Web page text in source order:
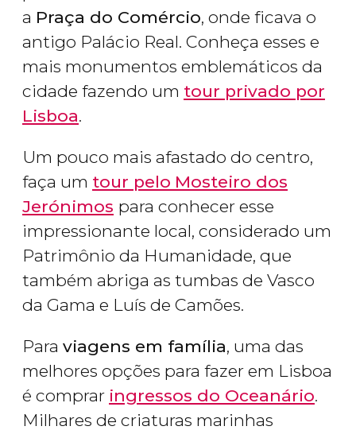
a Praça do Comércio, onde ficava o
antigo Palácio Real. Conheça esses e
mais monumentos emblemáticos da
cidade fazendo um tour privado por
Lisboa.
Um pouco mais afastado do centro,
faça um tour pelo Mosteiro dos
Jerónimos para conhecer esse
impressionante local, considerado um
Patrimônio da Humanidade, que
também abriga as tumbas de Vasco
da Gama e Luís de Camões.
Para viagens em família, uma das
melhores opções para fazer em Lisboa
é comprar ingressos do Oceanário.
Milhares de criaturas marinhas